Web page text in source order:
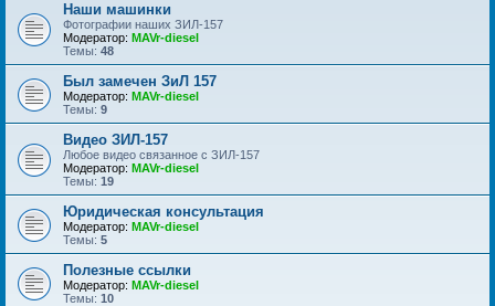
Наши машинки
Фотографии наших ЗИЛ-157
Модератор: MAVr-diesel
Темы: 48
Был замечен ЗиЛ 157
Модератор: MAVr-diesel
Темы: 9
Видео ЗИЛ-157
Любое видео связанное с ЗИЛ-157
Модератор: MAVr-diesel
Темы: 19
Юридическая консультация
Модератор: MAVr-diesel
Темы: 5
Полезные ссылки
Модератор: MAVr-diesel
Темы: 10